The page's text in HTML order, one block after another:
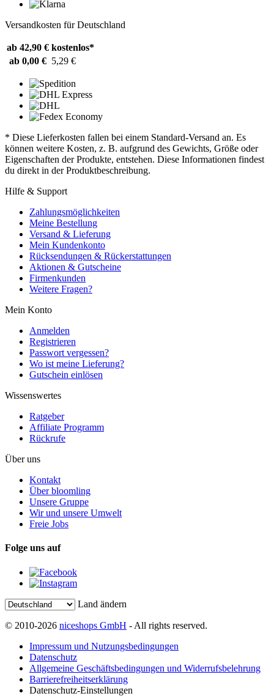
Versandkosten für Deutschland
ab 42,90 € kostenlos*
ab 0,00 € 5,29 €
* Diese Lieferkosten fallen bei einem Standard-Versand an. Es
können weitere Kosten, z. B. aufgrund des Gewichts, Größe oder
Eigenschaften der Produkte, entstehen. Diese Informationen findest
du direkt in der Produktbeschreibung.
Hilfe & Support
Zahlungsmöglichkeiten
Meine Bestellung
Versand & Lieferung
Mein Kundenkonto
Rücksendungen & Rückerstattungen
Aktionen & Gutscheine
Firmenkunden
Weitere Fragen?
Mein Konto
Anmelden
Registrieren
Passwort vergessen?
Wo ist meine Lieferung?
Gutschein einlösen
Wissenswertes
Ratgeber
Affiliate Programm
Rückrufe
Über uns
Kontakt
Über bloomling
Unsere Gruppe
Wir und unsere Umwelt
Freie Jobs
Folge uns auf
Land ändern
© 2010-2026 niceshops GmbH - All rights reserved.
Impressum und Nutzungsbedingungen
Datenschutz
Allgemeine Geschäftsbedingungen und Widerrufsbelehrung
Barrierefreiheitserklärung
Datenschutz-Einstellungen